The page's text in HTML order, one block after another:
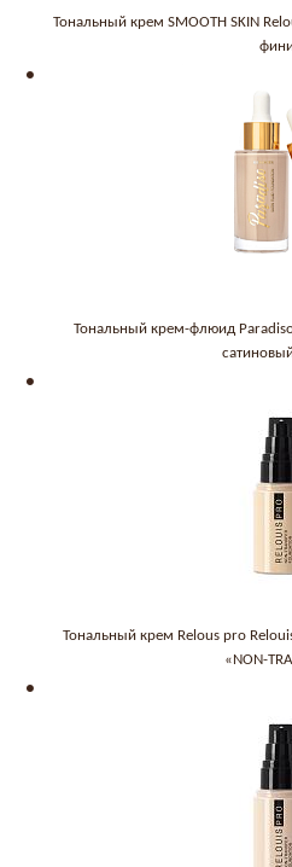
Тональный крем SMOOTH SKIN
Тональный крем-флюид
Тональный крем Relous pro
«NON-